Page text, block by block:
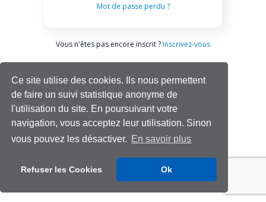
Ce site utilise des cookies. Ils nous permettent
de faire un suivi statistique anonyme de
l'utilisation du site. En poursuivant votre
navigation, vous acceptez leur utilisation. Sinon
vous pouvez les désactiver. En savoir plus
Refuser les Cookies Ok
Mot de passe perdu ?
Vous n'êtes pas encore inscrit ? Inscrivez-vous